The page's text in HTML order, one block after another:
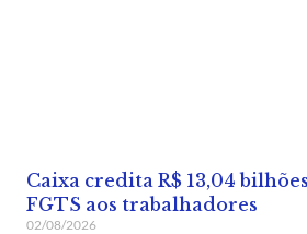
Caixa credita R$ 13,04
FGTS aos trabalhadores
02/08/2026